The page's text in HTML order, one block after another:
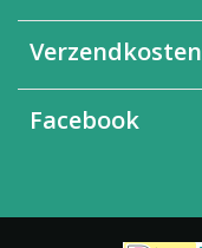
Verzendkosten
Facebook